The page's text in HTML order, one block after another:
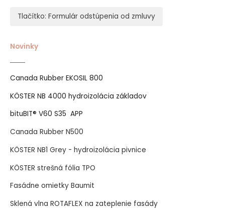
Tlačítko: Formulár odstúpenia od zmluvy
Novinky
Canada Rubber EKOSIL 800
KÖSTER NB 4000 hydroizolácia základov
bituBIT® V60 S35 APP
Canada Rubber N500
KÖSTER NB1 Grey - hydroizolácia pivnice
KÖSTER strešná fólia TPO
Fasádne omietky Baumit
Sklená vlna ROTAFLEX na zateplenie fasády